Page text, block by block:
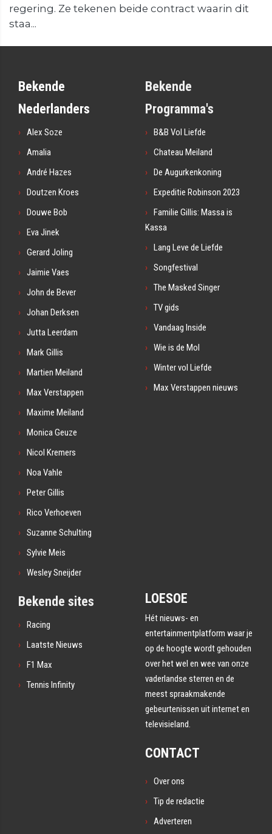
regering. Ze tekenen beide contract waarin dit
staa...
Bekende
Nederlanders
Alex Soze
Amalia
André Hazes
Doutzen Kroes
Douwe Bob
Eva Jinek
Gerard Joling
Jaimie Vaes
John de Bever
Johan Derksen
Jutta Leerdam
Mark Gillis
Martien Meiland
Max Verstappen
Maxime Meiland
Monica Geuze
Nicol Kremers
Noa Vahle
Peter Gillis
Rico Verhoeven
Suzanne Schulting
Sylvie Meis
Wesley Sneijder
Bekende
Programma's
B&B Vol Liefde
Chateau Meiland
De Augurkenkoning
Expeditie Robinson 2023
Familie Gillis: Massa is
Kassa
Lang Leve de Liefde
Songfestival
The Masked Singer
TV gids
Vandaag Inside
Wie is de Mol
Winter vol Liefde
Max Verstappen nieuws
Bekende sites
Racing
Laatste Nieuws
F1 Max
Tennis Infinity
LOESOE
Hét nieuws- en
entertainmentplatform waar je
op de hoogte wordt gehouden
over het wel en wee van onze
vaderlandse sterren en de
meest spraakmakende
gebeurtenissen uit internet en
televisieland.
CONTACT
Over ons
Tip de redactie
Adverteren